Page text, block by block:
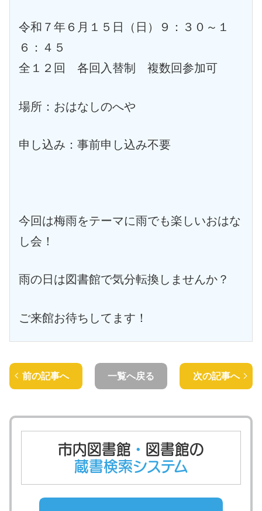
令和７年６月１５日（日）９：３０～１
６：４５
全１２回 各回入替制 複数回参加可
場所：おはなしのへや
申し込み：事前申し込み不要
今回は梅雨をテーマに雨でも楽しいおはな
し会！
雨の日は図書館で気分転換しませんか？
ご来館お待ちしてます！
前の記事へ 一覧へ戻る 次の記事へ
市内図書館 ・ 図書館の
蔵書検索システム